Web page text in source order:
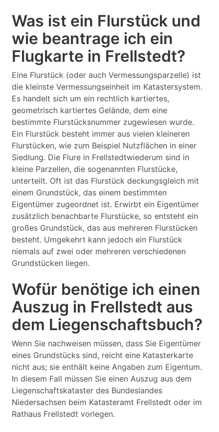
Was ist ein Flurstück und
wie beantrage ich ein
Flugkarte in Frellstedt?
Eine Flurstück (oder auch Vermessungsparzelle) ist
die kleinste Vermessungseinheit im Katastersystem.
Es handelt sich um ein rechtlich kartiertes,
geometrisch kartiertes Gelände, dem eine
bestimmte Flurstücksnummer zugewiesen wurde.
Ein Flurstück besteht immer aus vielen kleineren
Flurstücken, wie zum Beispiel Nutzflächen in einer
Siedlung. Die Flure in Frellstedtwiederum sind in
kleine Parzellen, die sogenannten Flurstücke,
unterteilt. Oft ist das Flurstück deckungsgleich mit
einem Grundstück, das einem bestimmten
Eigentümer zugeordnet ist. Erwirbt ein Eigentümer
zusätzlich benachbarte Flurstücke, so entsteht ein
großes Grundstück, das aus mehreren Flurstücken
besteht. Umgekehrt kann jedoch ein Flurstück
niemals auf zwei oder mehreren verschiedenen
Grundstücken liegen.
Wofür benötige ich einen
Auszug in Frellstedt aus
dem Liegenschaftsbuch?
Wenn Sie nachweisen müssen, dass Sie Eigentümer
eines Grundstücks sind, reicht eine Katasterkarte
nicht aus; sie enthält keine Angaben zum Eigentum.
In diesem Fall müssen Sie einen Auszug aus dem
Liegenschaftskataster des Bundeslandes
Niedersachsen beim Katasteramt Frellstedt oder im
Rathaus Frellstedt vorlegen.